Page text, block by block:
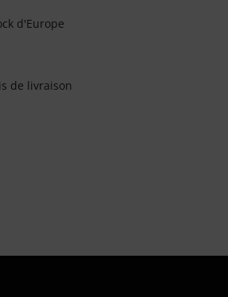
d'Europe
de livraison